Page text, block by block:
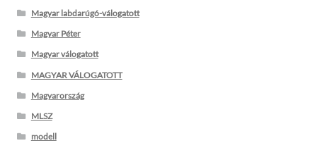
Magyar labdarúgó-válogatott
Magyar Péter
Magyar válogatott
MAGYAR VÁLOGATOTT
Magyarország
MLSZ
modell